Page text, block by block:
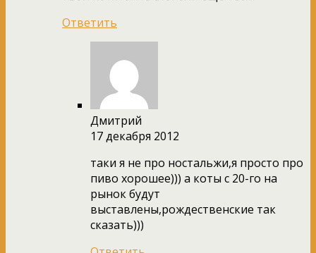
Ответить
Дмитрий
17 декабря 2012
таки я не про ностальжи,я просто про
пиво хорошее))) а коты с 20-го на
рынок будут
выставлены,рождественские так
сказать)))